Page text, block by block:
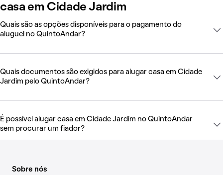
casa em Cidade Jardim
Quais são as opções disponíveis para o pagamento do
aluguel no QuintoAndar?
Quais documentos são exigidos para alugar casa em Cidade
Jardim pelo QuintoAndar?
É possível alugar casa em Cidade Jardim no QuintoAndar
sem procurar um fiador?
Sobre nós